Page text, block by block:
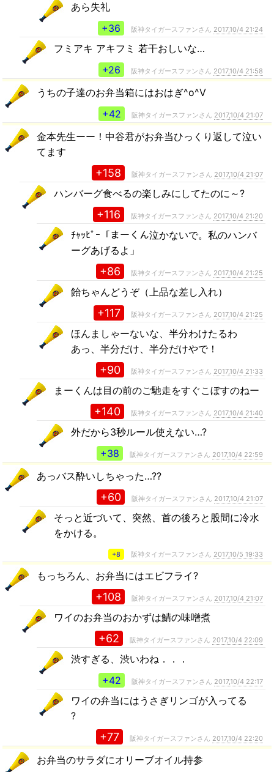
あら失礼
+36
阪神タイガースファンさん 2017,10/4 21:24
フミアキ アキフミ 若干おしいな…
+26
阪神タイガースファンさん 2017,10/4 21:58
うちの子達のお弁当箱にはおはぎ^o^V
+42
阪神タイガースファンさん 2017,10/4 21:07
金本先生ーー！中谷君がお弁当ひっくり返して泣い
てます
+158 阪神タイガースファンさん 2017,10/4 21:07
ハンバーグ食べるの楽しみにしてたのに～?
+116 阪神タイガースファンさん 2017,10/4 21:20
ﾁｬｯﾋﾟｰ「まーくん泣かないで。私のハンバ
ーグあげるよ」
+86 阪神タイガースファンさん 2017,10/4 21:25
飴ちゃんどうぞ（上品な差し入れ）
+117 阪神タイガースファンさん 2017,10/4 21:25
ほんましゃーないな、半分わけたるわ
あっ、半分だけ、半分だけやで！
+90 阪神タイガースファンさん 2017,10/4 21:33
まーくんは目の前のご馳走をすぐこぼすのねー
+140 阪神タイガースファンさん 2017,10/4 21:40
外だから3秒ルール使えない…?
+38
阪神タイガースファンさん 2017,10/4 22:59
あっバス酔いしちゃった…??
+60 阪神タイガースファンさん 2017,10/4 21:07
そっと近づいて、突然、首の後ろと股間に冷水
をかける。
+8 阪神タイガースファンさん 2017,10/5 19:33
もっちろん、お弁当にはエビフライ?
+108 阪神タイガースファンさん 2017,10/4 21:07
ワイのお弁当のおかずは鯖の味噌煮
+62 阪神タイガースファンさん 2017,10/4 22:09
渋すぎる、渋いわね．．．
+42
阪神タイガースファンさん 2017,10/4 22:17
ワイの弁当にはうさぎリンゴが入ってる
?
+77 阪神タイガースファンさん 2017,10/4 22:20
お弁当のサラダにオリーブオイル持参